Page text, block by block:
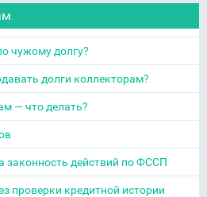
чужому долгу?
долги коллекторам?
— что делать?
законность действий по ФССП
проверки кредитной истории